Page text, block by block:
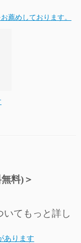
薦めしております。
無料)＞
いてもっと詳し
あります